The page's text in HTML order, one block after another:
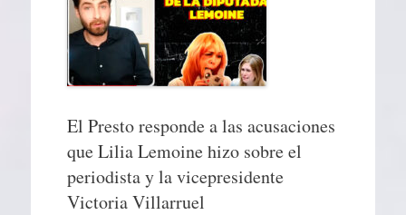
El Presto responde a las acusaciones
que Lilia Lemoine hizo sobre el
periodista y la vicepresidente
Victoria Villarruel